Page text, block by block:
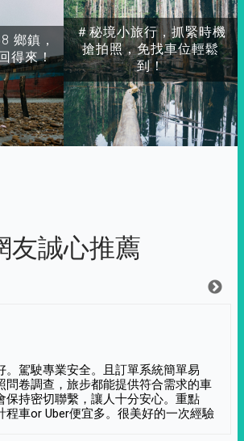
鄉鎮，
得來！
＃秘境小旅行，抓緊時機
搶拍照，免找車位輕鬆
到！
友誠心推薦
。駕駛專業安全。且訂單系統簡單易
問卷調查，旅步都能提供符合需求的車
保持密切聯繫，讓人十分安心。重點
程車or Uber便宜多。很美好的一次經驗